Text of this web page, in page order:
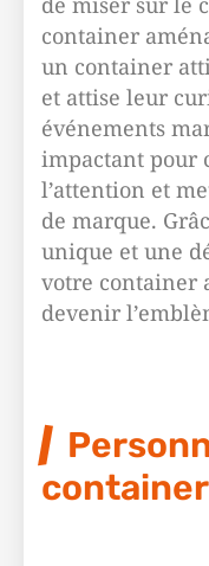
container
un container
et attise leur
événements
impactant pour
l’attention et
de marque.
unique et une
votre container
devenir